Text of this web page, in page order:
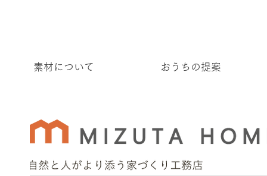
素材について おうちの提案